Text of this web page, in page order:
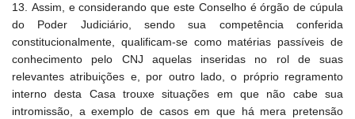
13. Assim, e considerando que este Conselho é órgão de cúpula
do Poder Judiciário, sendo sua competência conferida
constitucionalmente, qualificam-se como matérias passíveis de
conhecimento pelo CNJ aquelas inseridas no rol de suas
relevantes atribuições e, por outro lado, o próprio regramento
interno desta Casa trouxe situações em que não cabe sua
intromissão, a exemplo de casos em que há mera pretensão